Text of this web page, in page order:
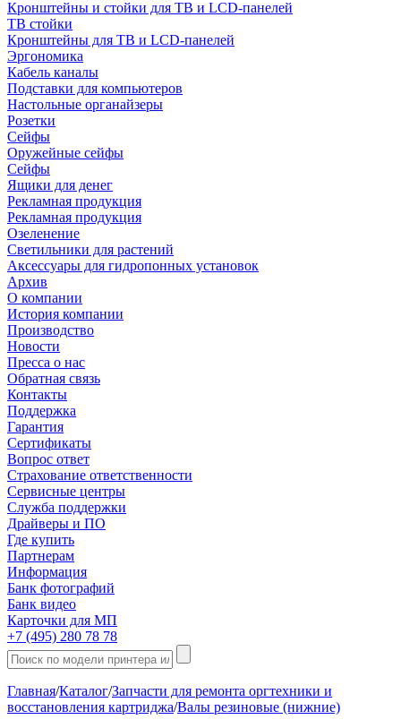
Кронштейны и стойки для ТВ и LCD-панелей
ТВ стойки
Кронштейны для ТВ и LCD-панелей
Эргономика
Кабель каналы
Подставки для компьютеров
Настольные органайзеры
Розетки
Сейфы
Оружейные сейфы
Сейфы
Ящики для денег
Рекламная продукция
Рекламная продукция
Озеленение
Светильники для растений
Аксессуары для гидропонных установок
Архив
О компании
История компании
Производство
Новости
Пресса о нас
Обратная связь
Контакты
Поддержка
Гарантия
Сертификаты
Вопрос ответ
Страхование ответственности
Сервисные центры
Служба поддержки
Драйверы и ПО
Где купить
Партнерам
Информация
Банк фотографий
Банк видео
Карточки для МП
+7 (495) 280 78 78
Главная/Каталог/Запчасти для ремонта оргтехники и
восстановления картриджа/Валы резиновые (нижние)